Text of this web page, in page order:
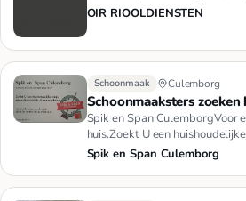
verstoppin…
OIR RIOOLDIENSTEN
Schoonmaak Culemborg
Schoonmaaksters zoeken
Spik en Span CulemborgVoor
huis.Zoekt U een
Culemborg, nee…
Spik en Span Culemborg